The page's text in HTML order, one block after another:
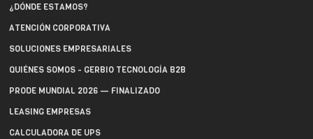
¿DÓNDE ESTAMOS?
ATENCIÓN CORPORATIVA
SOLUCIONES EMPRESARIALES
QUIÉNES SOMOS - GERBIO TECNOLOGÍA B2B
PRODE MUNDIAL 2026 — FINALIZADO
LEASING EMPRESAS
CALCULADORA DE UPS